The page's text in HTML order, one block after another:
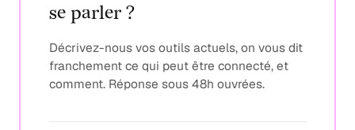
se parler ?
Décrivez-nous vos outils actuels, on vous dit
franchement ce qui peut être connecté, et
comment. Réponse sous 48h ouvrées.